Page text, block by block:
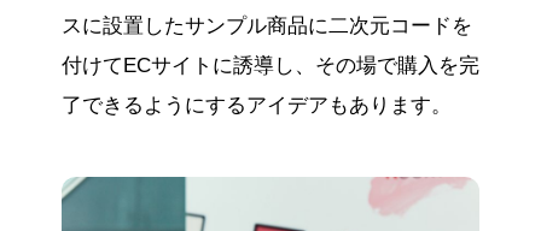
スに設置したサンプル商品に二次元コードを
付けてECサイトに誘導し、その場で購入を完
了できるようにするアイデアもあります。